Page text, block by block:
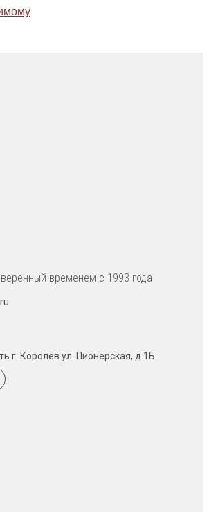
временем с 1993 года
г. Королев ул. Пионерская, д.1Б